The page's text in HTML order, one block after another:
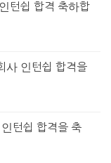
턴쉽 합격 축하합
사 인턴쉽 합격을
턴쉽 합격을 축